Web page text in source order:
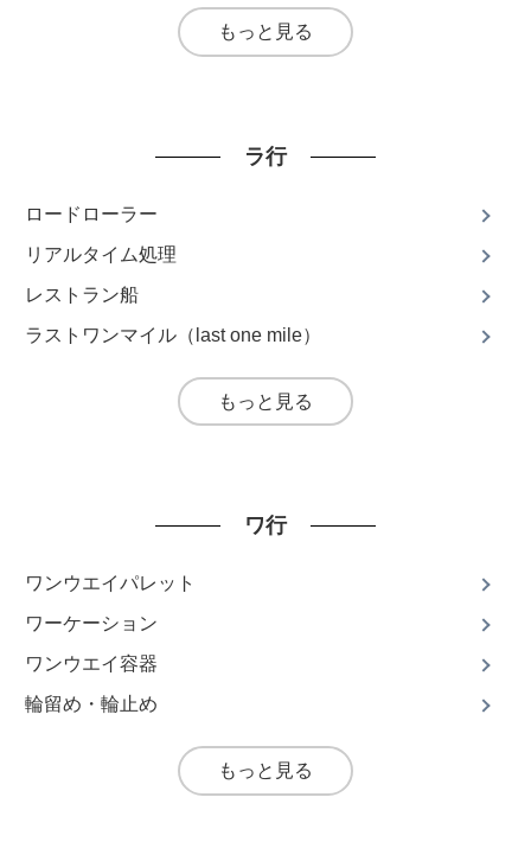
もっと見る
ラ行
ロードローラー
リアルタイム処理
レストラン船
ラストワンマイル（last one mile）
もっと見る
ワ行
ワンウエイパレット
ワーケーション
ワンウエイ容器
輪留め・輪止め
もっと見る